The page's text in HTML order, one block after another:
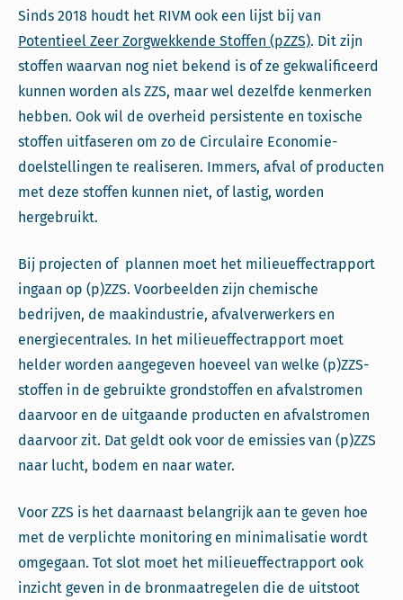
Sinds 2018 houdt het RIVM ook een lijst bij van
Potentieel Zeer Zorgwekkende Stoffen (pZZS). Dit zijn
stoffen waarvan nog niet bekend is of ze gekwalificeerd
kunnen worden als ZZS, maar wel dezelfde kenmerken
hebben. Ook wil de overheid persistente en toxische
stoffen uitfaseren om zo de Circulaire Economie-
doelstellingen te realiseren. Immers, afval of producten
met deze stoffen kunnen niet, of lastig, worden
hergebruikt.
Bij projecten of plannen moet het milieueffectrapport
ingaan op (p)ZZS. Voorbeelden zijn chemische
bedrijven, de maakindustrie, afvalverwerkers en
energiecentrales. In het milieueffectrapport moet
helder worden aangegeven hoeveel van welke (p)ZZS-
stoffen in de gebruikte grondstoffen en afvalstromen
daarvoor en de uitgaande producten en afvalstromen
daarvoor zit. Dat geldt ook voor de emissies van (p)ZZS
naar lucht, bodem en naar water.
Voor ZZS is het daarnaast belangrijk aan te geven hoe
met de verplichte monitoring en minimalisatie wordt
omgegaan. Tot slot moet het milieueffectrapport ook
inzicht geven in de bronmaatregelen die de uitstoot